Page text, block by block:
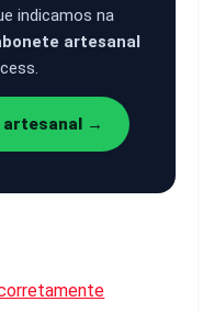
indicamos na
artesanal
artesanal →